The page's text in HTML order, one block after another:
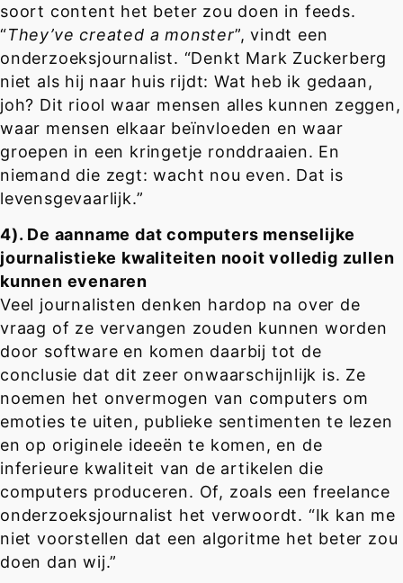
soort content het beter zou doen in feeds.
“They’ve created a monster”, vindt een
onderzoeksjournalist. “Denkt Mark Zuckerberg
niet als hij naar huis rijdt: Wat heb ik gedaan,
joh? Dit riool waar mensen alles kunnen zeggen,
waar mensen elkaar beïnvloeden en waar
groepen in een kringetje ronddraaien. En
niemand die zegt: wacht nou even. Dat is
levensgevaarlijk.”
4). De aanname dat computers menselijke
journalistieke kwaliteiten nooit volledig zullen
kunnen evenaren
Veel journalisten denken hardop na over de
vraag of ze vervangen zouden kunnen worden
door software en komen daarbij tot de
conclusie dat dit zeer onwaarschijnlijk is. Ze
noemen het onvermogen van computers om
emoties te uiten, publieke sentimenten te lezen
en op originele ideeën te komen, en de
inferieure kwaliteit van de artikelen die
computers produceren. Of, zoals een freelance
onderzoeksjournalist het verwoordt. “Ik kan me
niet voorstellen dat een algoritme het beter zou
doen dan wij.”